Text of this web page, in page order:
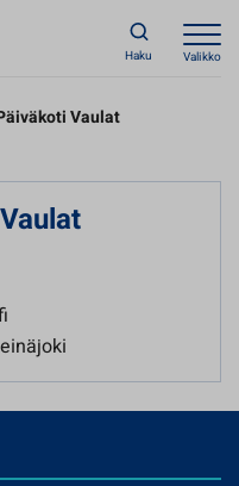
Haku Valikko
Vaulat